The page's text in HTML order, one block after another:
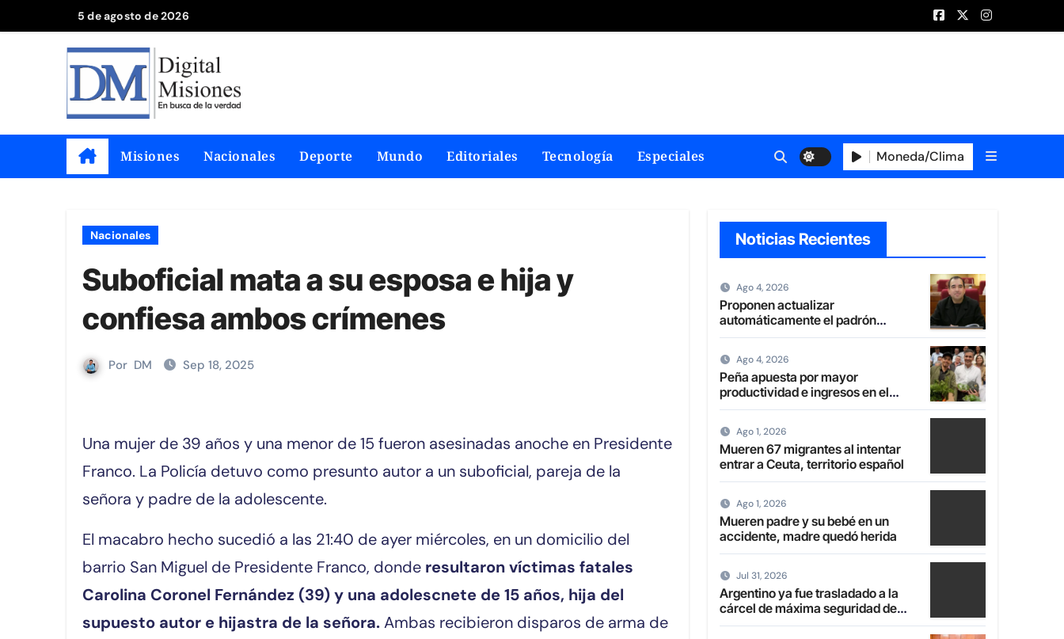
al
5 de agosto de 2026
Misiones Nacionales Deporte Mundo Editoriales Tecnología Especiales Moneda/Clima
Nacionales
Suboficial mata a su esposa e hija y
confiesa ambos crímenes
Por DM Sep 18, 2025
Una mujer de 39 años y una menor de 15 fueron asesinadas anoche en Presidente
Franco. La Policía detuvo como presunto autor a un suboficial, pareja de la
señora y padre de la adolescente.
El macabro hecho sucedió a las 21:40 de ayer miércoles, en un domicilio del
barrio San Miguel de Presidente Franco, donde resultaron víctimas fatales
Carolina Coronel Fernández (39) y una adolescnete de 15 años, hija del
supuesto autor e hijastra de la señora.Ambas recibieron disparos de arma de
Noticias Recientes
Ago 4, 2026
Proponen actualizar
automáticamente el padrón
electoral de paraguayos radicados
Ago 4, 2026
Peña apuesta por mayor
productividad e ingresos en el
campo con transformación de la
Ago 1, 2026
Mueren 67 migrantes al intentar
entrar a Ceuta, territorio español
Ago 1, 2026
Mueren padre y su bebé en un
accidente, madre quedó herida
Jul 31, 2026
Argentino ya fue trasladado a la
cárcel de máxima seguridad de
Emboscada